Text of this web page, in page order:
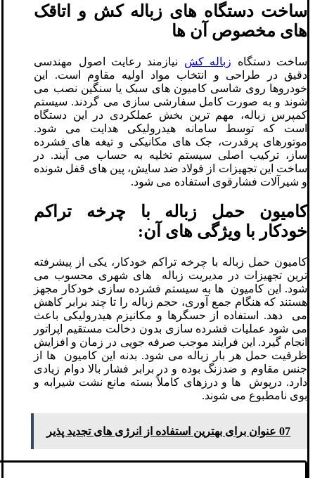
ساخت دستگاه های زباله کش و اتاقک
های مخصوص آن ها
ساخت دستگاه زباله کش نیازمند رعایت اصول مهندسی
دقیق در طراحی و انتخاب مواد اولیه مقاوم است. این
خودروها روی شاسی کامیون های سبک یا سنگین نصب می
شوند و به صورت کامل سفارشی سازی می گردند. سیستم
کمپرس زباله، مهم ترین بخش عملکردی در این دستگاه
است که توسط سامانه هیدرولیکی هدایت می شود.
موتورهای پرقدرت، جک های مکانیکی و تیغه های فشرده
ساز، ترکیب اصلی سیستم تخلیه به حساب می آیند. در
ساخت این تجهیزات از فولاد ضد سایش، پین های قفل شونده
و شیرآلات فشارقوی استفاده می شود.
کامیون حمل زباله با چرخه تراکم
خودکار با ویژگی های آن:
کامیون حمل زباله با چرخه تراکم خودکار، یکی از پیشرفته
ترین تجهیزات در مدیریت زباله های شهری محسوب می
شود. این کامیون ها به سیستم فشرده سازی خودکار مجهز
هستند که هنگام جمع آوری، حجم زباله را تا چند برابر کاهش
می دهد. استفاده از حسگرها و مکانیزم هیدرولیکی باعث
می شود عملیات فشرده سازی بدون دخالت مستقیم اپراتور
انجام گیرد. این فرایند موجب صرفه جویی در زمان و افزایش
ظرفیت حمل هر بار زباله می شود. بدنه این کامیون ها از
جنس مقاوم و ضدزنگ بوده و در برابر فشار بالا دوام زیادی
دارد. درپوش ها و درزهای کاملاً بسته مانع نشت شیرابه و
بوی نامطبوع می شوند.
07 عنوان برای بهترین استفاده از انرژی‌ های تجدید پذیر